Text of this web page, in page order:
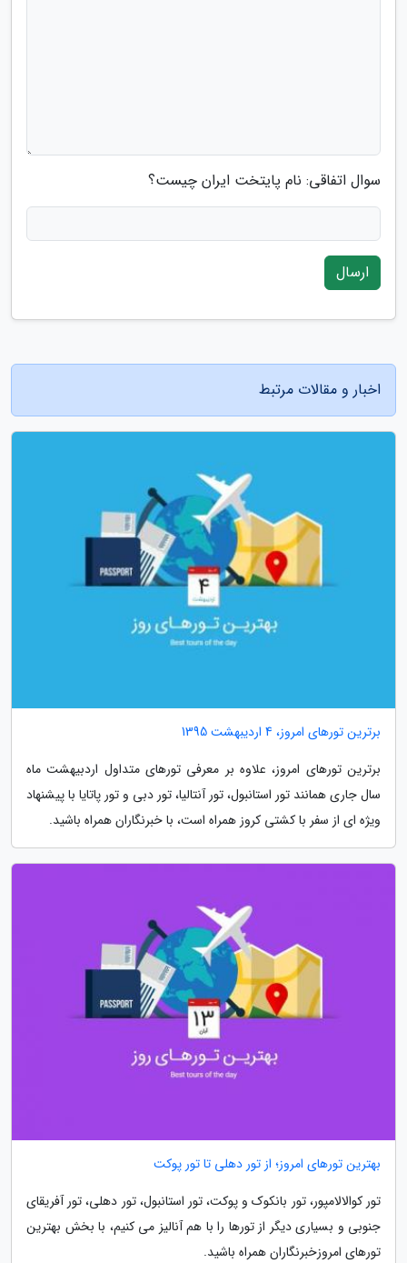
سوال اتفاقی: نام پایتخت ایران چیست؟
ارسال
اخبار و مقالات مرتبط
برترین تورهای امروز، 4 اردیبهشت 1395
برترین تورهای امروز، علاوه بر معرفی تورهای متداول اردبیهشت ماه
سال جاری همانند تور استانبول، تور آنتالیا، تور دبی و تور پاتایا با پیشنهاد
ویژه ای از سفر با کشتی کروز همراه است، با خبرنگاران همراه باشید.
بهترین تورهای امروز؛ از تور دهلی تا تور پوکت
تور کوالالامپور، تور بانکوک و پوکت، تور استانبول، تور دهلی، تور آفریقای
جنوبی و بسیاری دیگر از تورها را با هم آنالیز می کنیم، با بخش بهترین
تورهای امروزخبرنگاران همراه باشید.